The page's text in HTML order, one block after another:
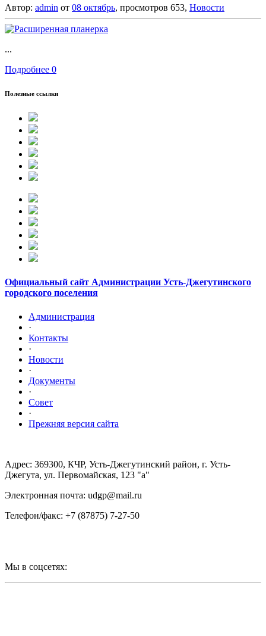
Автор: admin от 08 октябрь, просмотров 653, Новости
...
Подробнее 0
Полезные ссылки
Официальный сайт Администрации Усть-Джегутинского
городского поселения
Администрация
·
Контакты
·
Новости
·
Документы
·
Совет
·
Прежняя версия сайта
Адрес: 369300, КЧР, Усть-Джегутинский район, г. Усть-
Джегута, ул. Первомайская, 123 "а"
Электронная почта: udgp@mail.ru
Телефон/факс: +7 (87875) 7-27-50
Мы в соцсетях: